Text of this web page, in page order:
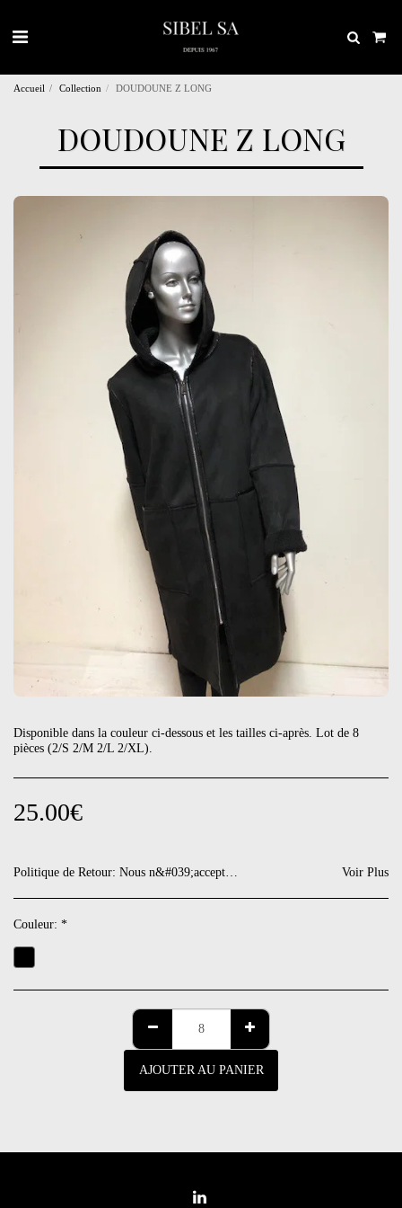
Accueil Collection DOUDOUNE Z LONG
DOUDOUNE Z LONG
Disponible dans la couleur ci-dessous et les tailles ci-après. Lot de 8
pièces (2/S 2/M 2/L 2/XL).
25.00€
Politique de Retour: Nous n&#039;acceptons pas de retour. Si toutefois il devait y avoir un défaut, nous nous gardons de vous proposer une note de crédit sur votre prochaine commande. Voir Plus
Couleur: *
AJOUTER AU PANIER